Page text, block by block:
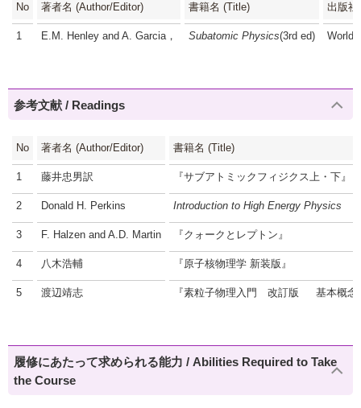
No 著者名 (Author/Editor) 書籍名 (Title) 出版社
1 E.M. Henley and A. Garcia， Subatomic Physics(3rd ed) World
参考文献 / Readings
No 著者名 (Author/Editor) 書籍名 (Title)
1 藤井忠男訳 『サブアトミックフィジクス上・下』
2 Donald H. Perkins Introduction to High Energy Physics
3 F. Halzen and A.D. Martin 『クォークとレプトン』
4 八木浩輔 『原子核物理学 新装版』
5 渡辺靖志 『素粒子物理入門 改訂版 基本概念
履修にあたって求められる能力 / Abilities Required to Take
the Course